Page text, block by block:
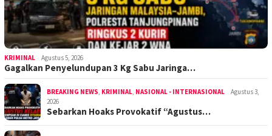
KRIMINAL Agustus 5, 2026
Gagalkan Penyelundupan 3 Kg Sabu Jaringa…
BREAKING NEWS KRIMINAL NASIONAL - INTERNASIONAL
Agustus 3,
2026
Sebarkan Hoaks Provokatif “Agustus…